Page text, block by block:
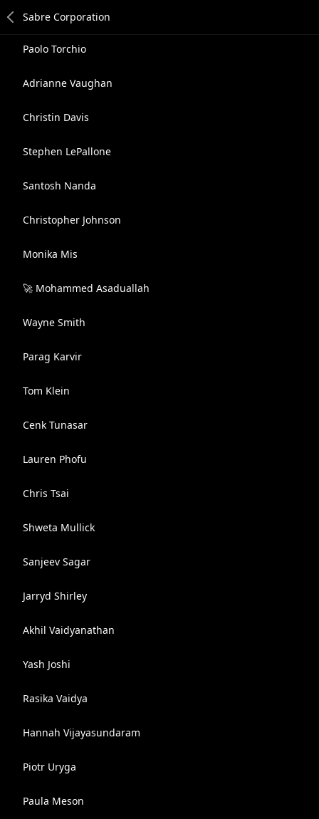
Paolo Torchio
Adrianne Vaughan
Christin Davis
Stephen LePallone
Santosh Nanda
Christopher Johnson
Monika Mis
🚀 Mohammed Asaduallah
Wayne Smith
Parag Karvir
Tom Klein
Cenk Tunasar
Lauren Phofu
Chris Tsai
Shweta Mullick
Sanjeev Sagar
Jarryd Shirley
Akhil Vaidyanathan
Yash Joshi
Rasika Vaidya
Hannah Vijayasundaram
Piotr Uryga
Paula Meson